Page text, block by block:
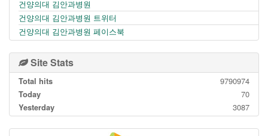
건양의대 김안과병원
건양의대 김안과병원 트위터
건양의대 김안과병원 페이스북
Site Stats
Total hits
9790974
Today
70
Yesterday
3087